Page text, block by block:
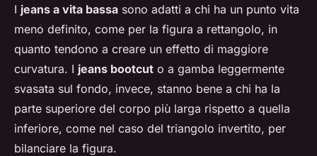
I jeans a vita bassa sono adatti a chi ha un punto vita
meno definito, come per la figura a rettangolo, in
quanto tendono a creare un effetto di maggiore
curvatura. I jeans bootcut o a gamba leggermente
svasata sul fondo, invece, stanno bene a chi ha la
parte superiore del corpo più larga rispetto a quella
inferiore, come nel caso del triangolo invertito, per
bilanciare la figura.